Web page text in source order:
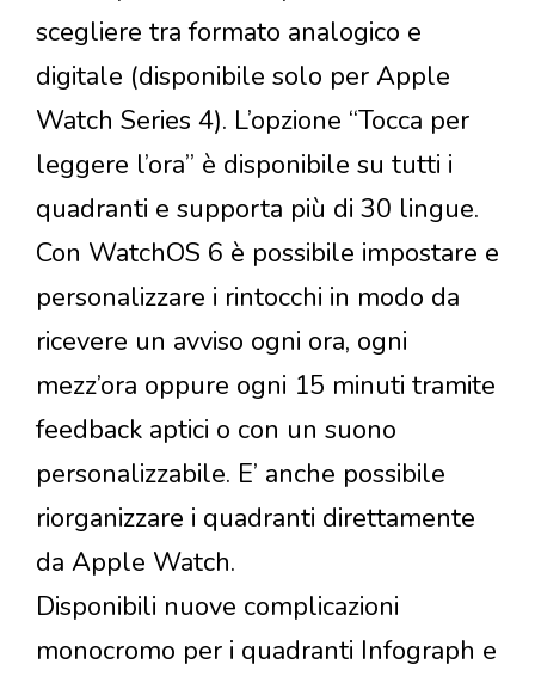
scegliere tra formato analogico e
digitale (disponibile solo per Apple
Watch Series 4). L’opzione “Tocca per
leggere l’ora” è disponibile su tutti i
quadranti e supporta più di 30 lingue.
Con WatchOS 6 è possibile impostare e
personalizzare i rintocchi in modo da
ricevere un avviso ogni ora, ogni
mezz’ora oppure ogni 15 minuti tramite
feedback aptici o con un suono
personalizzabile. E’ anche possibile
riorganizzare i quadranti direttamente
da Apple Watch.
Disponibili nuove complicazioni
monocromo per i quadranti Infograph e